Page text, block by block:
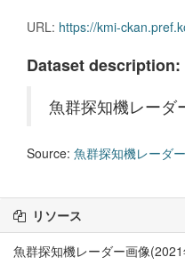
URL: https://kmi-ckan.pref.kochi.lg.jp/dataset/056f7ed4-5a07-486a-8b65-
Dataset description:
魚群探知機レーダ
Source: 魚群探知機レーダ
リソース
魚群探知機レーダー画像